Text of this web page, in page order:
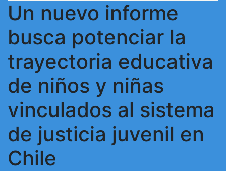
Un nuevo informe
busca potenciar la
trayectoria educativa
de niños y niñas
vinculados al sistema
de justicia juvenil en
Chile